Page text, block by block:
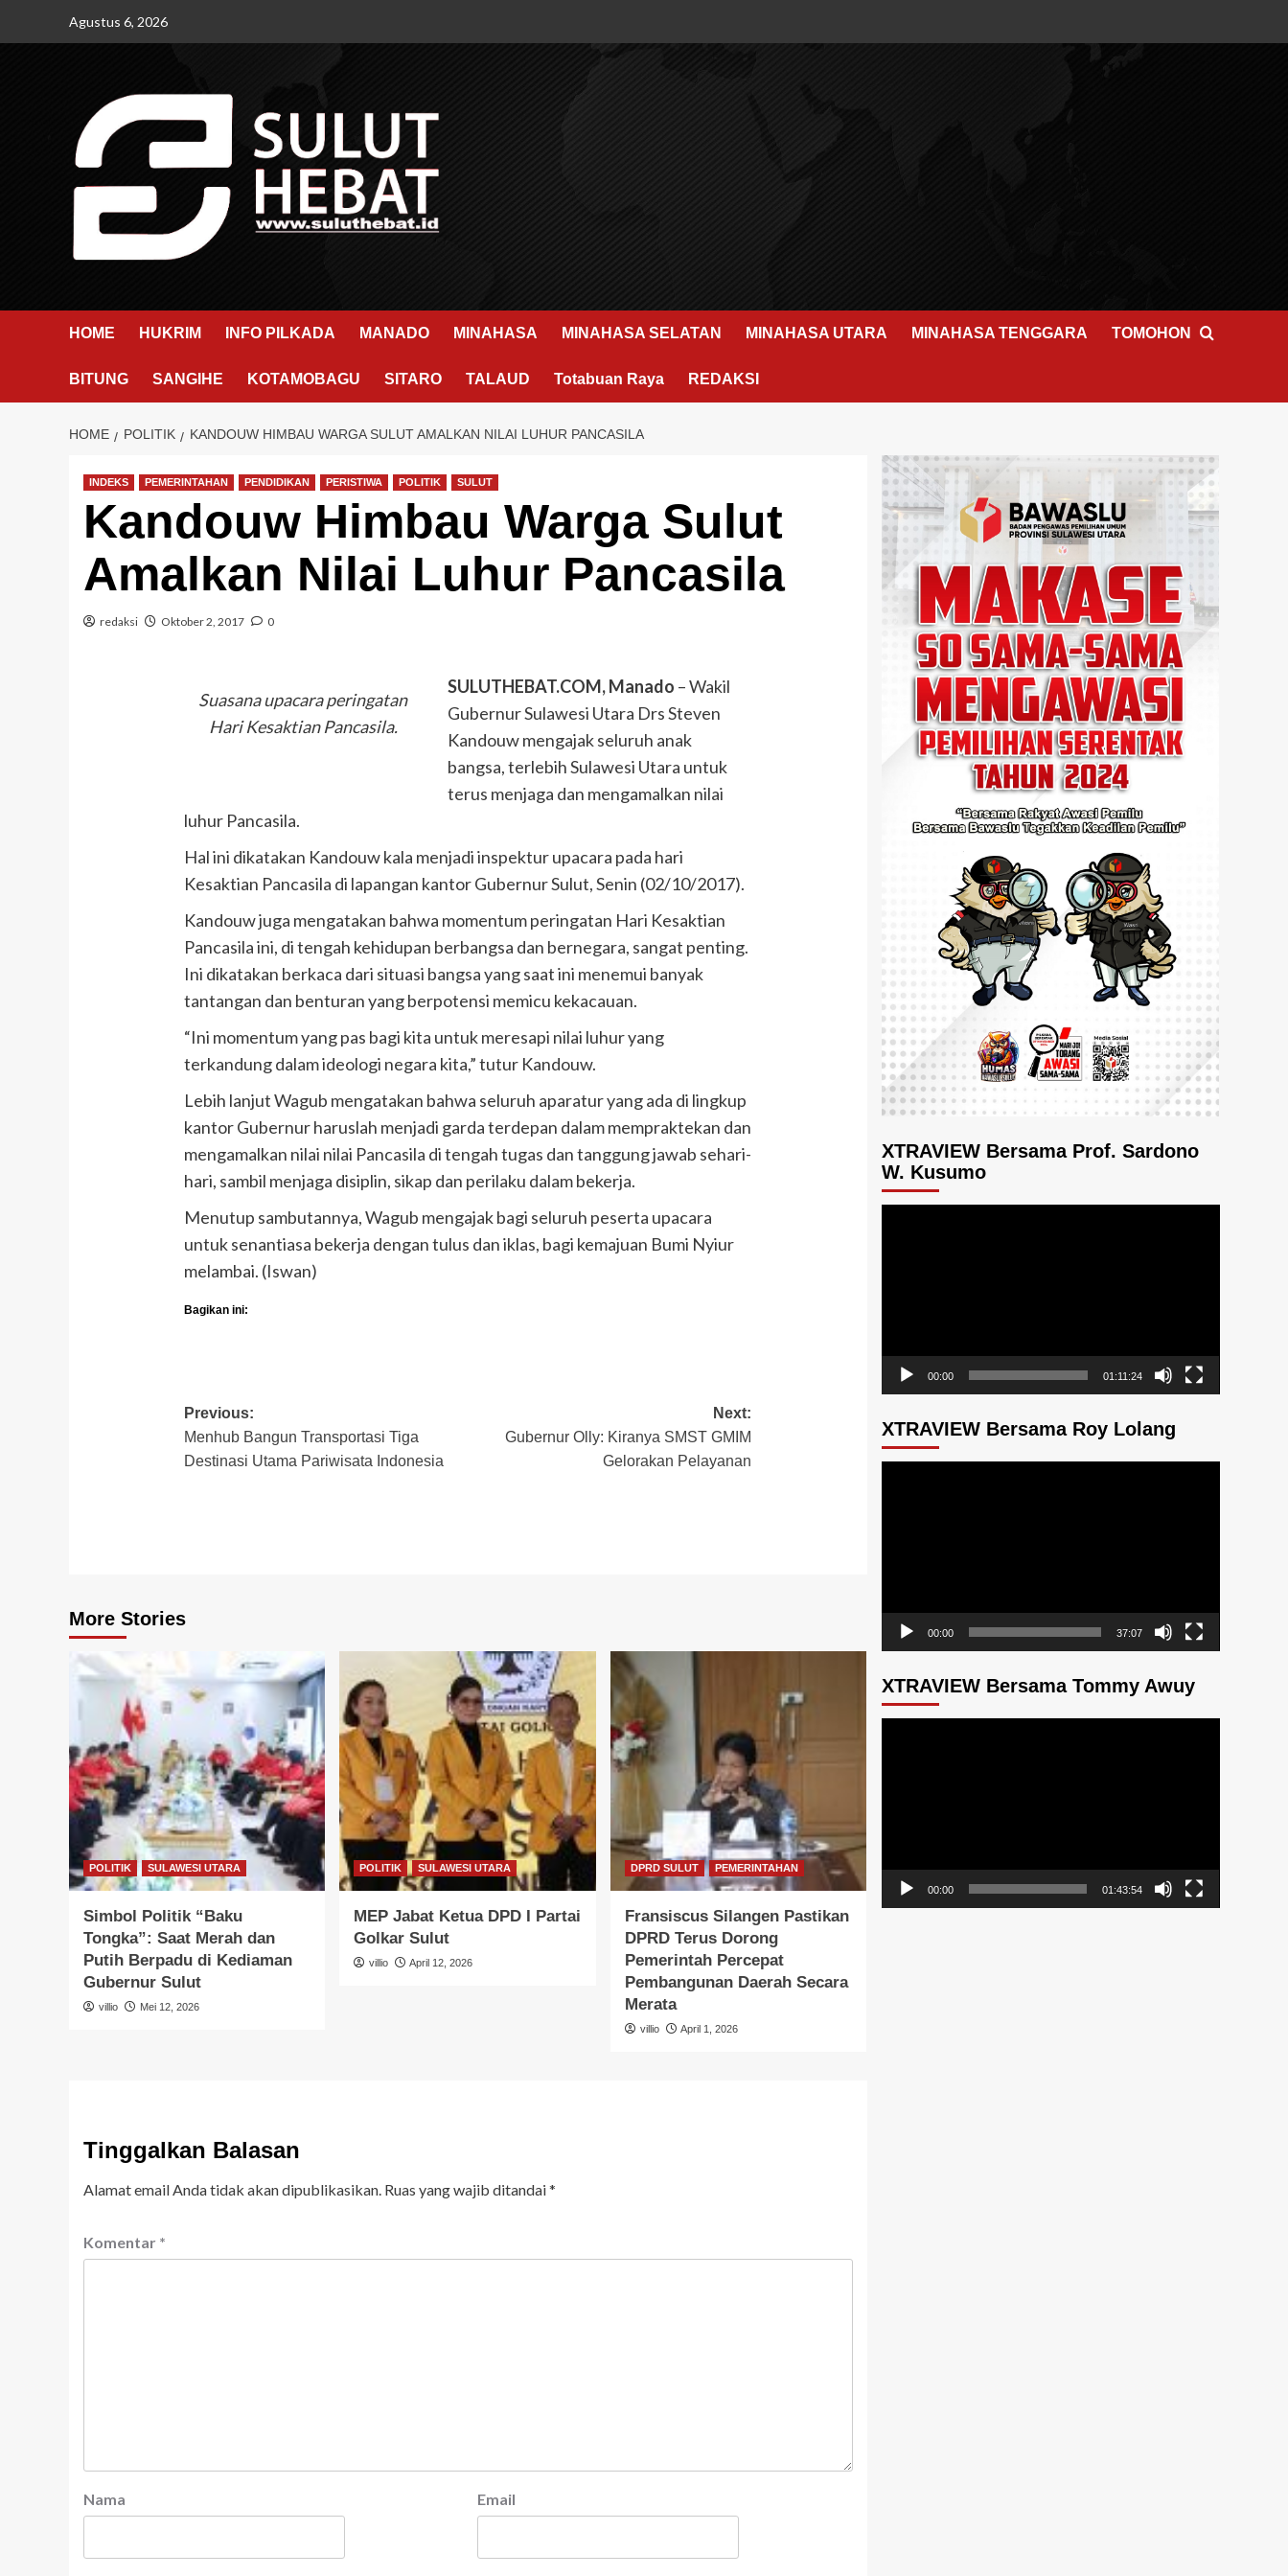
Agustus 6, 2026
HOME HUKRIM INFO PILKADA MANADO MINAHASA MINAHASA SELATAN MINAHASA UTARA MINAHASA TENGGARA TOMOHON
BITUNG SANGIHE KOTAMOBAGU SITARO TALAUD Totabuan Raya REDAKSI
HOME POLITIK KANDOUW HIMBAU WARGA SULUT AMALKAN NILAI LUHUR PANCASILA
INDEKS PEMERINTAHAN PENDIDIKAN PERISTIWA POLITIK SULUT
Kandouw Himbau Warga Sulut
Amalkan Nilai Luhur Pancasila
redaksi Oktober 2, 2017 0
Suasana upacara peringatan
Hari Kesaktian Pancasila.
SULUTHEBAT.COM, Manado – Wakil
Gubernur Sulawesi Utara Drs Steven
Kandouw mengajak seluruh anak
bangsa, terlebih Sulawesi Utara untuk
terus menjaga dan mengamalkan nilai
luhur Pancasila.
Hal ini dikatakan Kandouw kala menjadi inspektur upacara pada hari
Kesaktian Pancasila di lapangan kantor Gubernur Sulut, Senin (02/10/2017).
Kandouw juga mengatakan bahwa momentum peringatan Hari Kesaktian
Pancasila ini, di tengah kehidupan berbangsa dan bernegara, sangat penting.
Ini dikatakan berkaca dari situasi bangsa yang saat ini menemui banyak
tantangan dan benturan yang berpotensi memicu kekacauan.
“Ini momentum yang pas bagi kita untuk meresapi nilai luhur yang
terkandung dalam ideologi negara kita,” tutur Kandouw.
Lebih lanjut Wagub mengatakan bahwa seluruh aparatur yang ada di lingkup
kantor Gubernur haruslah menjadi garda terdepan dalam mempraktekan dan
mengamalkan nilai nilai Pancasila di tengah tugas dan tanggung jawab sehari-
hari, sambil menjaga disiplin, sikap dan perilaku dalam bekerja.
Menutup sambutannya, Wagub mengajak bagi seluruh peserta upacara
untuk senantiasa bekerja dengan tulus dan iklas, bagi kemajuan Bumi Nyiur
melambai. (Iswan)
Bagikan ini:
Post
navigation
Previous:
Menhub Bangun Transportasi Tiga
Destinasi Utama Pariwisata Indonesia
Next:
Gubernur Olly: Kiranya SMST GMIM
Gelorakan Pelayanan
More Stories
POLITIK SULAWESI UTARA
Simbol Politik “Baku
Tongka”: Saat Merah dan
Putih Berpadu di Kediaman
Gubernur Sulut
villio Mei 12, 2026
POLITIK SULAWESI UTARA
MEP Jabat Ketua DPD I Partai
Golkar Sulut
villio April 12, 2026
DPRD SULUT PEMERINTAHAN
Fransiscus Silangen Pastikan
DPRD Terus Dorong
Pemerintah Percepat
Pembangunan Daerah Secara
Merata
villio April 1, 2026
Tinggalkan Balasan
Alamat email Anda tidak akan dipublikasikan. Ruas yang wajib ditandai*
Komentar *
Nama Email
XTRAVIEW Bersama Prof. Sardono
W. Kusumo
00:00 01:11:24
XTRAVIEW Bersama Roy Lolang
00:00 37:07
XTRAVIEW Bersama Tommy Awuy
00:00 01:43:54